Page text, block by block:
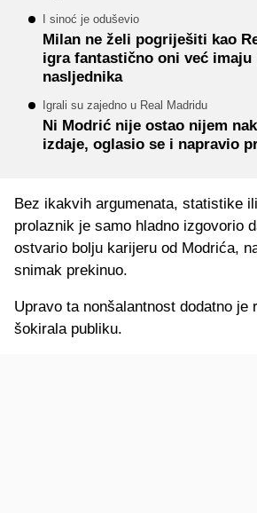
I sinoć je oduševio
Milan ne želi pogriješiti kao
igra fantastično oni već imaju
nasljednika
Igrali su zajedno u Real Madridu
Ni Modrić nije ostao nijem
izdaje, oglasio se i napravio
Bez ikakvih argumenata, statistike
prolaznik je samo hladno izgovorio
ostvario bolju karijeru od Modrića,
snimak prekinuo.
Upravo ta nonšalantnost dodatno je
šokirala publiku.